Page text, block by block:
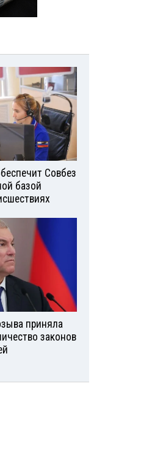
Совбез
базой
приняла
законов